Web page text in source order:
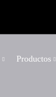
Productos